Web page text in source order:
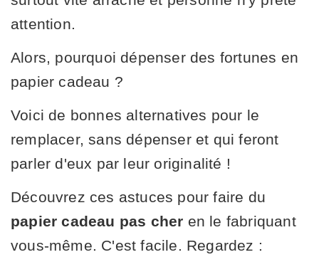
attention.
Alors, pourquoi dépenser des fortunes en
papier cadeau ?
Voici de bonnes alternatives pour le
remplacer, sans dépenser et qui feront
parler d'eux par leur originalité !
Découvrez ces astuces pour faire du
papier cadeau pas cher en le fabriquant
vous-même. C'est facile. Regardez :